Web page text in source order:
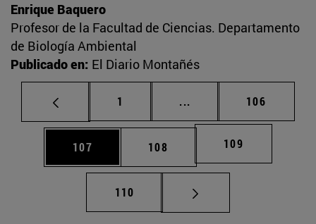
Enrique Baquero
Profesor de la Facultad de Ciencias. Departamento
de Biología Ambiental
Publicado en: El Diario Montañés
Página
1 ... Páginas intermedias
Página
106
Página
107 Página
108 Página
109
Página
110